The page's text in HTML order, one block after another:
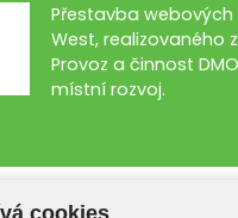
Přestavba
West, realizovaného
Provoz a činnost
místní rozvoj.